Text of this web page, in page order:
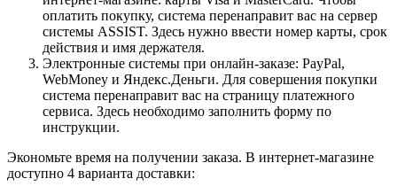
оплатить покупку, система перенаправит вас на сервер
системы ASSIST. Здесь нужно ввести номер карты, срок
действия и имя держателя.
Электронные системы при онлайн-заказе: PayPal,
WebMoney и Яндекс.Деньги. Для совершения покупки
система перенаправит вас на страницу платежного
сервиса. Здесь необходимо заполнить форму по
инструкции.
Экономьте время на получении заказа. В интернет-магазине
доступно 4 варианта доставки: